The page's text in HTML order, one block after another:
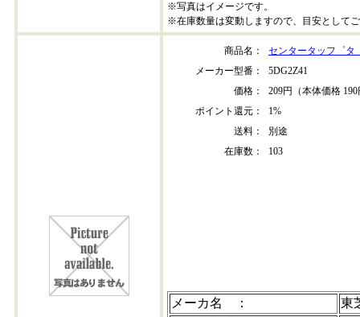
※写真はイメージです。
※在庫数量は変動しますので、目安として
商品名：
センタータッフ゜タ
メーカー型番：
5DG2Z41
価格：
209円（本体価格
ポイント還元：
1%
送料：
別途
在庫数：
103
メーカ名 ：
東